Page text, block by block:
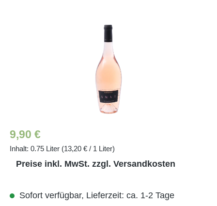
Regulärer Preis:
9,90 €
Inhalt: 0.75 Liter (13,20 € / 1 Liter)
Preise inkl. MwSt. zzgl. Versandkosten
Sofort verfügbar, Lieferzeit: ca. 1-2 Tage